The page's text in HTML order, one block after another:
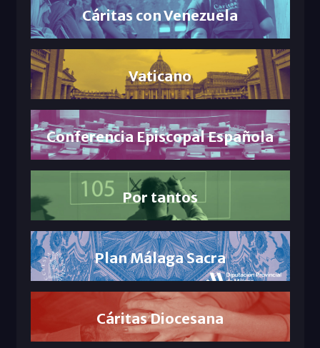
Cáritas con Venezuela
Vaticano
Conferencia Episcopal Española
Por tantos
Plan Málaga Sacra
Cáritas Diocesana